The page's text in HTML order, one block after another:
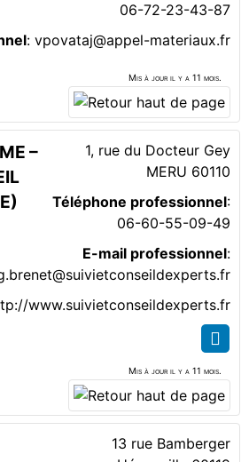
06-72-23-43-87
: vpovataj@appel-materiaux.fr
Mis à jour il y a 11 mois.
–
1, rue du Docteur Gey
MERU 60110
Téléphone professionnel:
06-60-55-09-49
E-mail professionnel:
www.suivietconseildexperts.fr
Mis à jour il y a 11 mois.
13 rue Bamberger